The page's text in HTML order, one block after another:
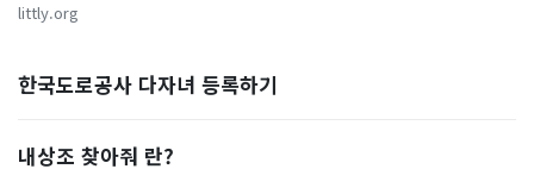
littly.org
한국도로공사 다자녀 등록하기
내상조 찾아줘 란?